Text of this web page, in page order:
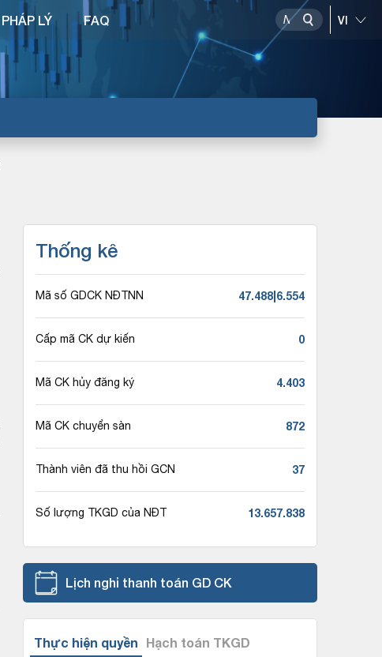
PHÁP LÝ FAQ
Thống kê
Mã số GDCK NĐTNN 47.488|6.554
Cấp mã CK dự kiến 0
Mã CK hủy đăng ký 4.403
Mã CK chuyển sàn 872
Thành viên đã thu hồi GCN 37
Số lượng TKGD của NĐT 13.657.838
Lịch nghỉ thanh toán GD CK
Thực hiện quyền Hạch toán TKGD